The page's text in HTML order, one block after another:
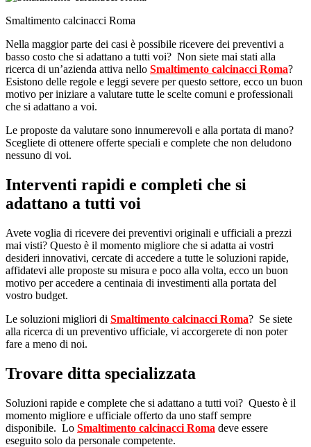
Smaltimento calcinacci Roma
Nella maggior parte dei casi è possibile ricevere dei preventivi a
basso costo che si adattano a tutti voi? Non siete mai stati alla
ricerca di un’azienda attiva nello Smaltimento calcinacci Roma?
Esistono delle regole e leggi severe per questo settore, ecco un buon
motivo per iniziare a valutare tutte le scelte comuni e professionali
che si adattano a voi.
Le proposte da valutare sono innumerevoli e alla portata di mano?
Scegliete di ottenere offerte speciali e complete che non deludono
nessuno di voi.
Interventi rapidi e completi che si
adattano a tutti voi
Avete voglia di ricevere dei preventivi originali e ufficiali a prezzi
mai visti? Questo è il momento migliore che si adatta ai vostri
desideri innovativi, cercate di accedere a tutte le soluzioni rapide,
affidatevi alle proposte su misura e poco alla volta, ecco un buon
motivo per accedere a centinaia di investimenti alla portata del
vostro budget.
Le soluzioni migliori di Smaltimento calcinacci Roma? Se siete
alla ricerca di un preventivo ufficiale, vi accorgerete di non poter
fare a meno di noi.
Trovare ditta specializzata
Soluzioni rapide e complete che si adattano a tutti voi? Questo è il
momento migliore e ufficiale offerto da uno staff sempre
disponibile. Lo Smaltimento calcinacci Roma deve essere
eseguito solo da personale competente.